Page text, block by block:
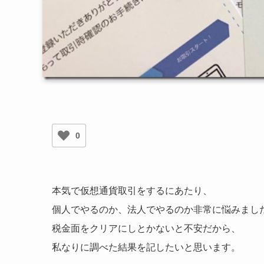
0
本気で仮想通貨取引をするにあたり、
個人でやるのか、法人でやるのか非常に悩みまし
税金面をクリアにしとかないと不安だから、
私なりに調べた結果を記したいと思います。